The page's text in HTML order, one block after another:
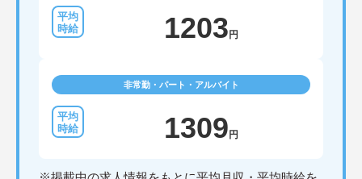
1203 円
非常勤・パート・アルバイト
1309 円